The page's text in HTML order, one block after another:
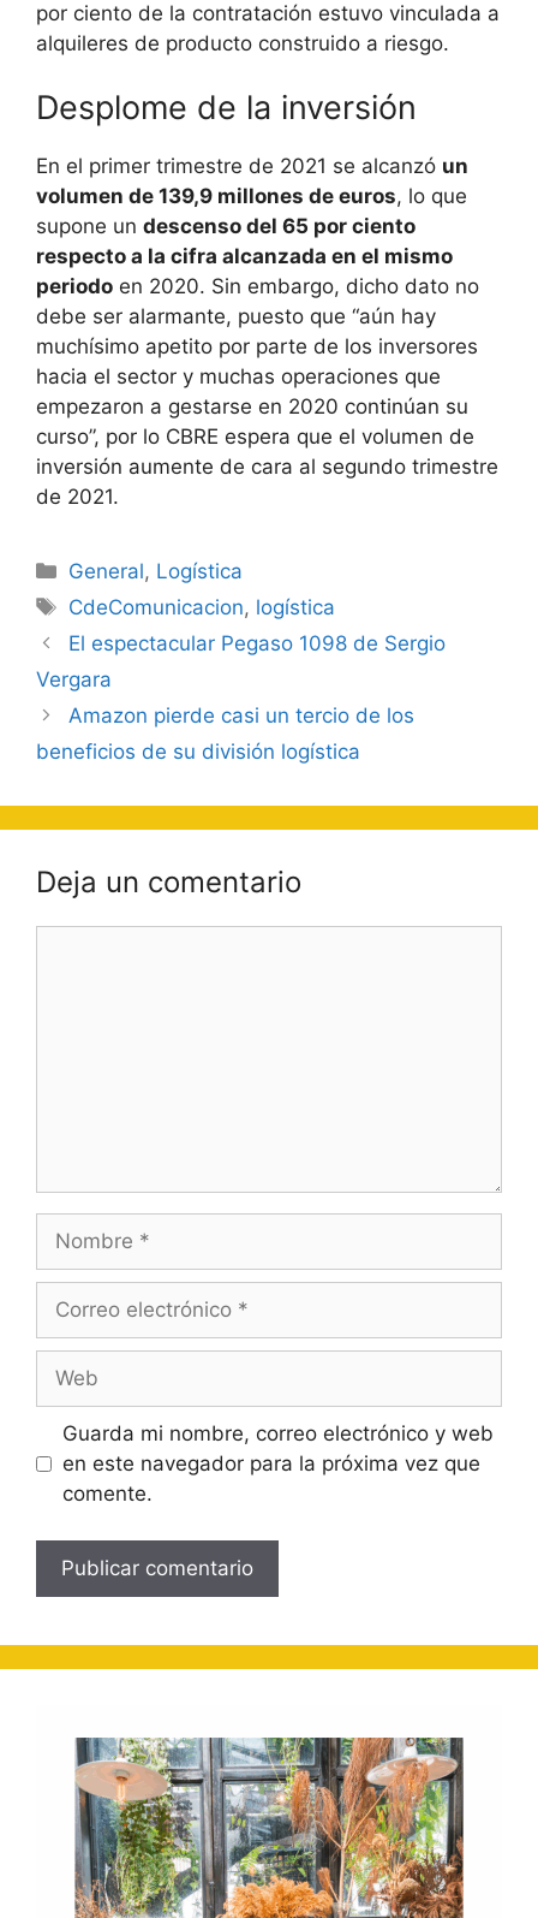
por ciento de la contratación estuvo vinculada a
alquileres de producto construido a riesgo.
Desplome de la inversión
En el primer trimestre de 2021 se alcanzó un
volumen de 139,9 millones de euros, lo que
supone un descenso del 65 por ciento
respecto a la cifra alcanzada en el mismo
periodo en 2020. Sin embargo, dicho dato no
debe ser alarmante, puesto que “aún hay
muchísimo apetito por parte de los inversores
hacia el sector y muchas operaciones que
empezaron a gestarse en 2020 continúan su
curso”, por lo CBRE espera que el volumen de
inversión aumente de cara al segundo trimestre
de 2021.
Categorías
General, Logística
Etiquetas
CdeComunicacion, logística
Navegación
de
entradas
El espectacular Pegaso 1098 de Sergio
Vergara
Amazon pierde casi un tercio de los
beneficios de su división logística
Deja un comentario
Nombre
Correo
Web
Guarda mi nombre, correo electrónico y web
en este navegador para la próxima vez que
comente.